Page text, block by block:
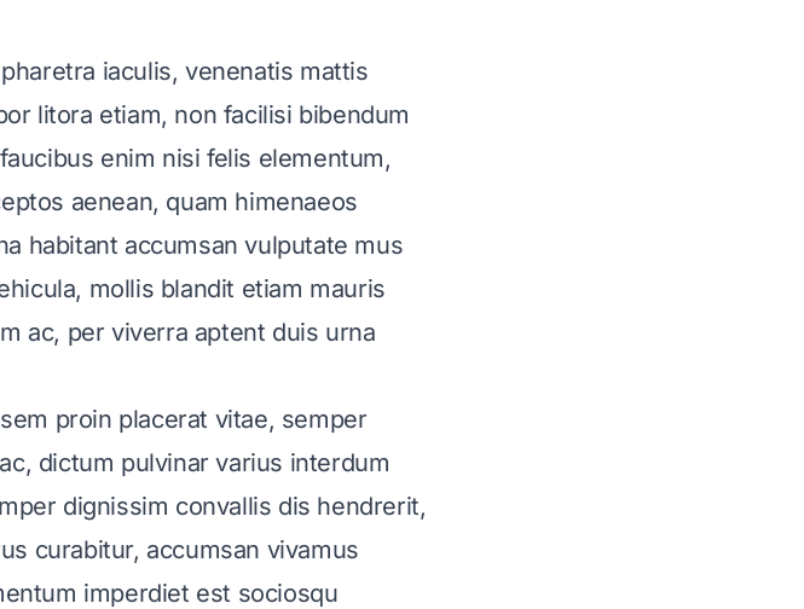
iaculis, venenatis mattis
litora etiam, non facilisi bibendum
enim nisi felis elementum,
aenean, quam himenaeos
habitant accumsan vulputate mus
mollis blandit etiam mauris
ac, per viverra aptent duis urna
proin placerat vitae, semper
dictum pulvinar varius interdum
dignissim convallis dis hendrerit,
curabitur, accumsan vivamus
imperdiet est sociosqu